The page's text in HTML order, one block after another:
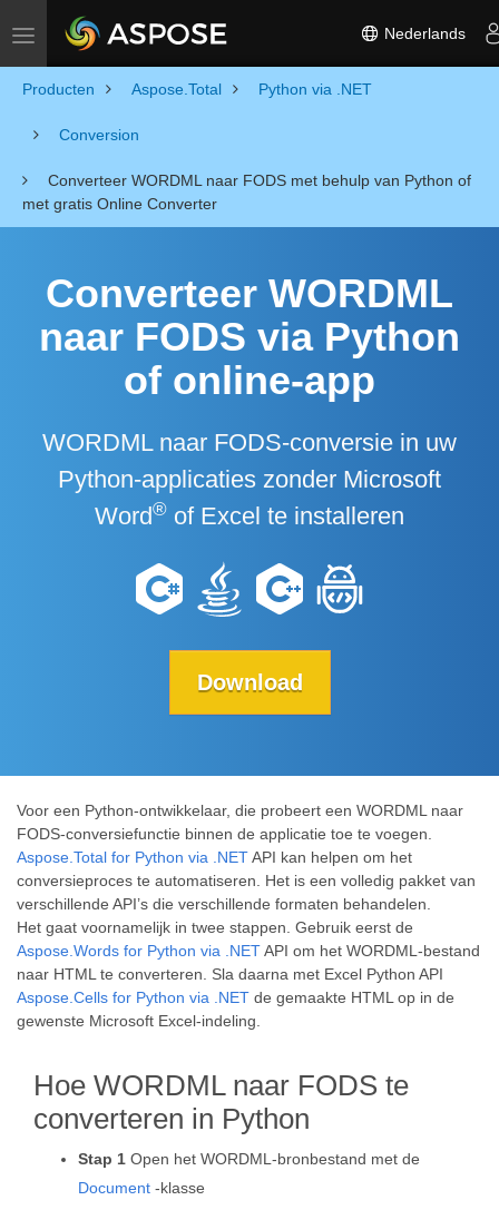
Toggle navigation Nederlands
Producten Aspose.Total Python via .NET
Conversion
Converteer WORDML naar FODS met behulp van Python of
met gratis Online Converter
Converteer WORDML
naar FODS via Python
of online-app
WORDML naar FODS-conversie in uw
Python-applicaties zonder Microsoft
Word® of Excel te installeren
Download
Voor een Python-ontwikkelaar, die probeert een WORDML naar
FODS-conversiefunctie binnen de applicatie toe te voegen.
Aspose.Total for Python via .NETAPI kan helpen om het
conversieproces te automatiseren. Het is een volledig pakket van
verschillende API’s die verschillende formaten behandelen.
Het gaat voornamelijk in twee stappen. Gebruik eerst de
Aspose.Words for Python via .NETAPI om het WORDML-bestand
naar HTML te converteren. Sla daarna met Excel Python API
Aspose.Cells for Python via .NET de gemaakte HTML op in de
gewenste Microsoft Excel-indeling.
Hoe WORDML naar FODS te
converteren in Python
Stap 1 Open het WORDML-bronbestand met de
Document -klasse